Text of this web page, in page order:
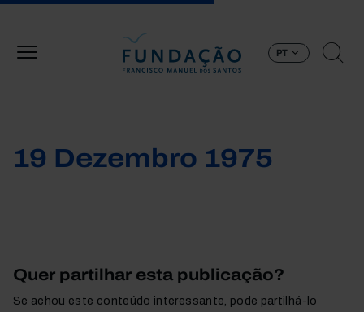
PT
19 Dezembro 1975
Quer partilhar esta publicação?
Se achou este conteúdo interessante, pode partilhá-lo